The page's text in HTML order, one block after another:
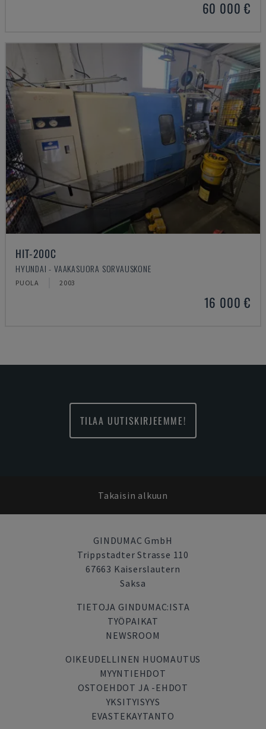
60 000 €
HIT-200C
HYUNDAI - VAAKASUORA SORVAUSKONE
PUOLA 2003
16 000 €
TILAA UUTISKIRJEEMME!
Takaisin alkuun
GINDUMAC GmbH
Trippstadter Strasse 110
67663 Kaiserslautern
Saksa
TIETOJA GINDUMAC:ISTA
TYÖPAIKAT
NEWSROOM
OIKEUDELLINEN HUOMAUTUS
MYYNTIEHDOT
OSTOEHDOT JA -EHDOT
YKSITYISYYS
EVASTEKAYTANTO